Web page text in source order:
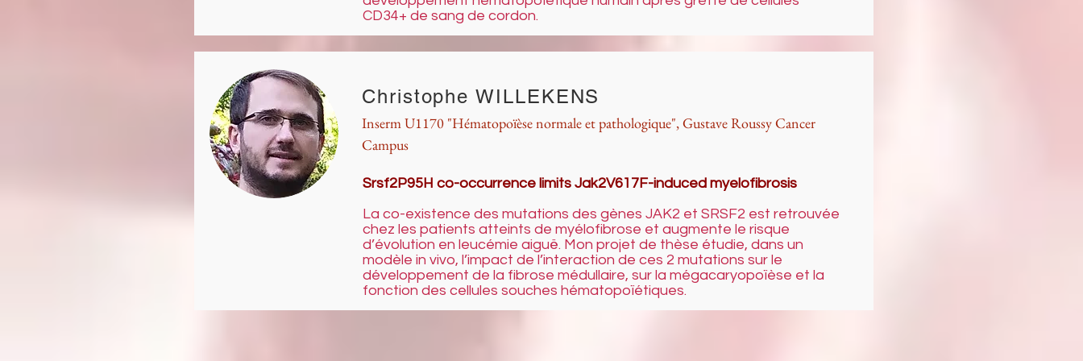
CD34+ de sang de cordon.
Christophe WILLEKENS
Inserm U1170 "Hématopoïèse normale et pathologique", Gustave Roussy Cancer
Campus
Srsf2P95H co-occurrence limits Jak2V617F-induced myelofibrosis
La co-existence des mutations des gènes JAK2 et SRSF2 est retrouvée
chez les patients atteints de myélofibrose et augmente le risque
d’évolution en leucémie aiguë. Mon projet de thèse étudie, dans un
modèle in vivo, l’impact de l’interaction de ces 2 mutations sur le
développement de la fibrose médullaire, sur la mégacaryopoïèse et la
fonction des cellules souches hématopoïétiques.